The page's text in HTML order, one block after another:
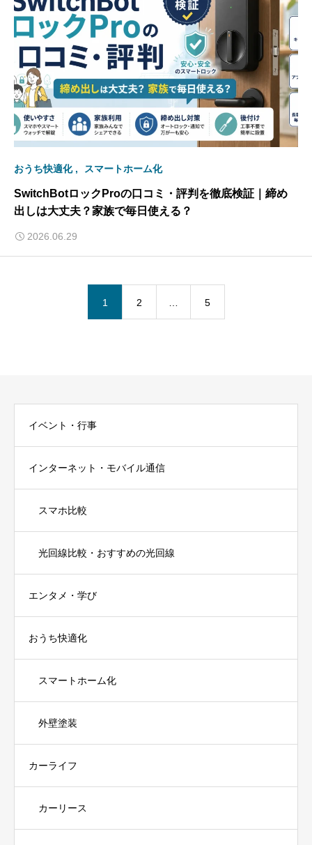
おうち快適化 スマートホーム化
SwitchBotロックProの口コミ・評判を徹底検証｜締め
出しは大丈夫？家族で毎日使える？
2026.06.29
1 2 5
イベント・行事
インターネット・モバイル通信
スマホ比較
光回線比較・おすすめの光回線
エンタメ・学び
おうち快適化
スマートホーム化
外壁塗装
カーライフ
カーリース